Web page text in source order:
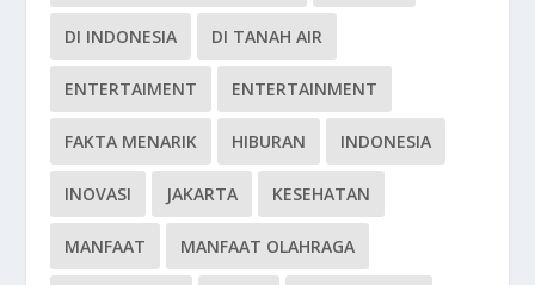
DI INDONESIA DI TANAH AIR
ENTERTAIMENT ENTERTAINMENT
FAKTA MENARIK HIBURAN INDONESIA
INOVASI JAKARTA KESEHATAN
MANFAAT MANFAAT OLAHRAGA